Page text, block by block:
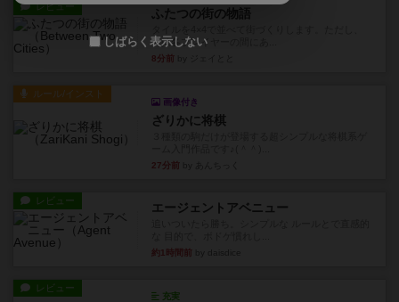
レビュー ふたつの街の物語
街は各プレイヤーの間にあ...
8分前
ルール/インスト
画像付き
ざりかに将棋
27分前
レビュー エージェントアベニュー
約1時間前
レビュー
充実
しばらく表示しない